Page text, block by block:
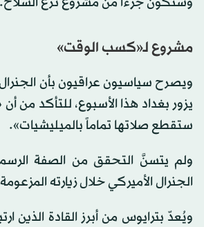
مشروع لـ«كسب الوقت»
ويصرح سياسيون عراقيون بأن
يزور بغداد هذا الأسبوع، للتأكد من
ستقطع صلاتها تماماً بالميليشيات».
ولم يتسنَّ التحقق من الصفة
الجنرال الأميركي خلال زيارته
ويُعدّ بترايوس من أبرز القادة الذين